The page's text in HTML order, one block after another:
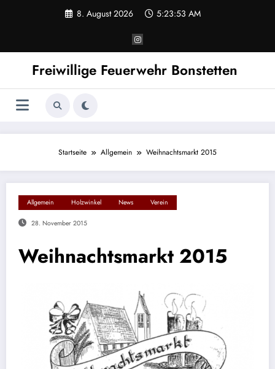
8. August 2026 5:23:53 AM
Freiwillige Feuerwehr Bonstetten
Startseite Allgemein Weihnachtsmarkt 2015
Allgemein Holzwinkel News Verein
28. November 2015
Weihnachtsmarkt 2015